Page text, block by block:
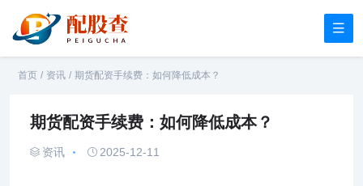
首页 / 资讯 / 期货配资手续费：如何降低成本？
期货配资手续费：如何降低成本？
资讯 2025-12-11